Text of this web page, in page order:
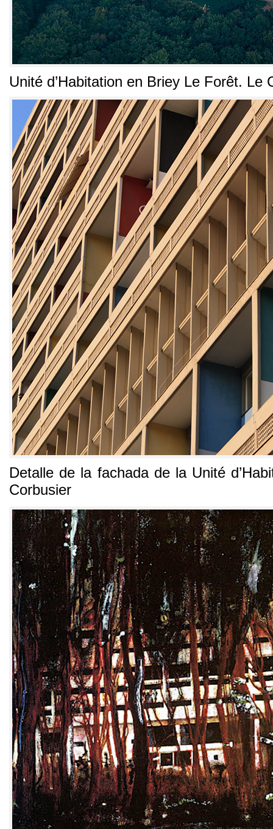
Unité d’Habitation en Briey Le Forêt. Le
Detalle de la fachada de la Unité
Corbusier